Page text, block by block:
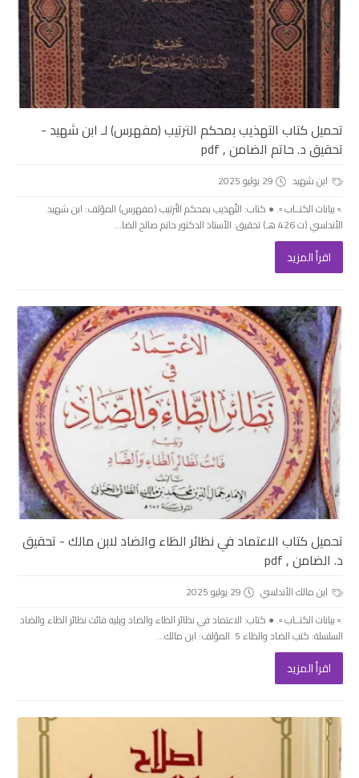
تحميل كتاب التهذيب بمحكم الترتيب (مفهرس) لـ ابن شهيد -
تحقيق د. حاتم الضامن , pdf
ابن شهيد
29 يوليو 2025
.▫️ بيانات الكتــاب ▫️. ● كتاب: التّهذيب بمحكم التّرتيب (مفهرس) المؤلف: ابن شهيد
الأندلسي (ت 426 هـ) تحقيق: الأستاذ الدكتور حاتم صالح الضا...
اقرأ المزيد
تحميل كتاب الاعتماد في نظائر الظاء والضاد لابن مالك - تحقيق
د. الضامن , pdf
ابن مالك الأندلسي
29 يوليو 2025
.▫️ بيانات الكتــاب ▫️. ● كتاب: الاعتماد في نظائر الظاء والضاد ويليه فائت نظائر الظاء والضاد
السلسلة: كتب الضاد والظاء 5 المؤلف: ابن مالك...
اقرأ المزيد